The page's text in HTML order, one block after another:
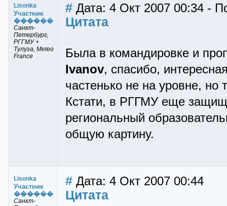
Lisonka
Участник
������
Санкт-
Петербург,
РГГМУ +
Тулуза, Meteo
France
# Дата: 4 Окт 2007 00:34 -
Цитата
Была в командировке и
Ivanov, спасибо,
частенько не на уровне, но
Кстати, в РГГМУ еще
региональный
общую картину.
Lisonka
Участник
������
Санкт-
# Дата: 4 Окт 2007 00:44
Цитата